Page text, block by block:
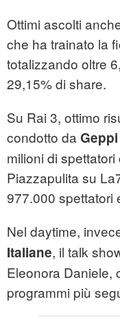
Ottimi ascolti
che ha trainato la
totalizzando oltre
29,15% di share.
Su Rai 3, ottimo
condotto da
milioni di
Piazzapulita su
977.000 spettatori
Nel daytime,
Italiane, il talk
Eleonora Daniele,
programmi più